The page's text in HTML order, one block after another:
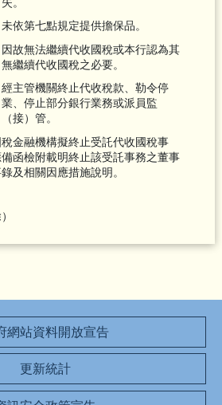
未依第七點規定提供擔保品。
因故無法繼續代收國稅或本行認為其
無繼續代收國稅之必要。
經主管機關終止代收稅款、勒令停
業、停止部分銀行業務或派員監
（接）管。
金融機構擬終止受託代收國稅事
函檢附載明終止該受託事務之董事
及相關因應措施說明。
網站資料開放宣告
更新統計